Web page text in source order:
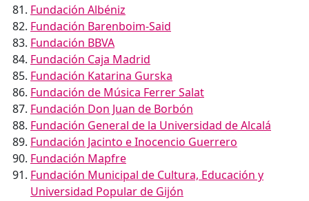
Fundación Albéniz
Fundación Barenboim-Said
Fundación BBVA
Fundación Caja Madrid
Fundación Katarina Gurska
Fundación de Música Ferrer Salat
Fundación Don Juan de Borbón
Fundación General de la Universidad de Alcalá
Fundación Jacinto e Inocencio Guerrero
Fundación Mapfre
Fundación Municipal de Cultura, Educación y
Universidad Popular de Gijón